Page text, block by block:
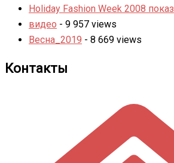
Holiday Fashion Week 2008 показ
видео - 9 957 views
Весна_2019 - 8 669 views
Контакты